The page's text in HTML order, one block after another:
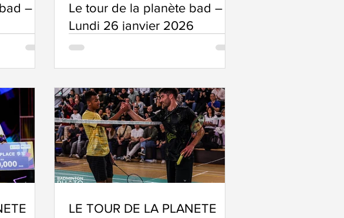
–
Le tour de la planète bad –
Lundi 26 janvier 2026
LE TOUR DE LA PLANETE